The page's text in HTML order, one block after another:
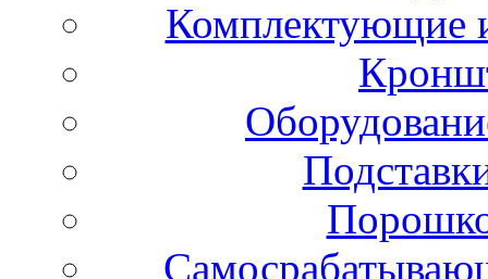
Комплектующие